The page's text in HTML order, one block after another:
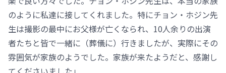
のように私達に接してくれました。特にチョン・ホジン先
生は撮影の最中にお父様が亡くなられ、10人余りの出演
者たちと皆で一緒に（葬儀に）行きましたが、実際にその
雰囲気が家族のようでした。家族が来たようだと、感謝し